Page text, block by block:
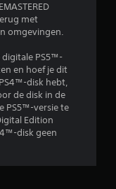
e
l
i
n
e
met
omgevingen.
digitale PS5™-
en hoef je dit
disk hebt,
de disk in de
PS5™-versie te
Edition
disk geen